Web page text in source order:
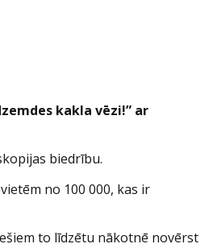
kakla vēzi!” ar
biedrību.
no 100 000, kas ir
to līdzētu nākotnē novērst